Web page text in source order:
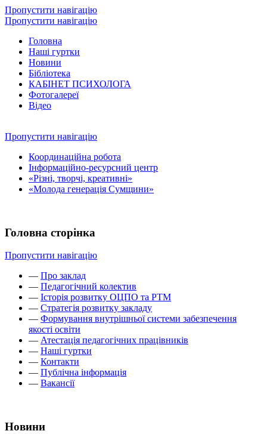
Пропустити навігацію
Пропустити навігацію
Головна
Наші гуртки
Новини
Бібліотека
КАБІНЕТ ПСИХОЛОГА
Фотогалереї
Відео
Пропустити навігацію
Координаційна робота
Інформаційно-ресурсний центр
«Різні, творчі, креативні»
«Молода генерація Сумщини»
Головна сторінка
Пропустити навігацію
— Про заклад
— Педагогічний колектив
— Історія розвитку ОЦПО та РТМ
— Стратегія розвитку закладу
— Формування внутрішньої системи забезпечення
якості освіти
— Атестація педагогічних працівників
— Наші гуртки
— Контакти
— Публічна інформація
— Вакансії
Новини